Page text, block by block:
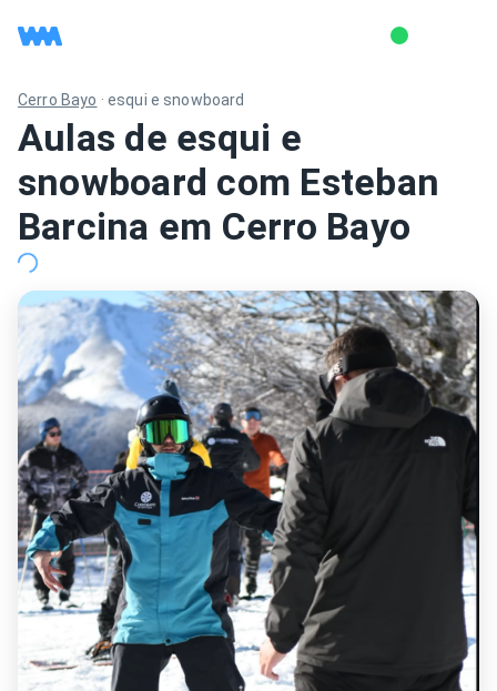
Cerro Bayo · esqui e snowboard
Aulas de esqui e
snowboard com Esteban
Barcina em Cerro Bayo